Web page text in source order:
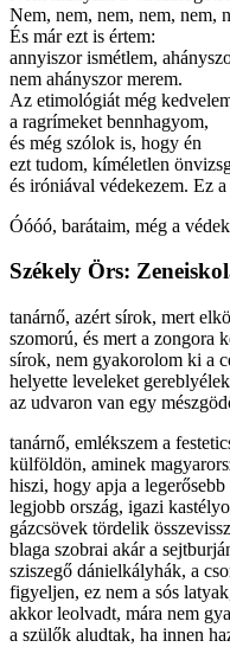
Nem, nem, nem, nem, nem,
És már ezt is értem:
annyiszor ismétlem,
nem ahányszor merem.
Az etimológiát még
a ragrímeket bennhagyom,
és még szólok is, hogy én
ezt tudom, kíméletlen
és iróniával védekezem. Ez
Óóóó, barátaim, még a
Székely Örs:
tanárnő, azért sírok, mert
szomorú, és mert a zongora
sírok, nem gyakorolom ki a
helyette leveleket
az udvaron van egy
tanárnő, emlékszem a
külföldön, aminek
hiszi, hogy apja a
legjobb ország, igazi
gázcsövek tördelik
blaga szobrai akár a
sziszegő dánielkályhák, a
figyeljen, ez nem a sós
akkor leolvadt, mára nem
a szülők aludtak, ha innen